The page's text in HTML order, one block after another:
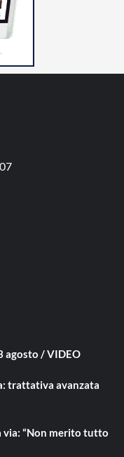
agosto / VIDEO
trattativa avanzata
via: “Non merito tutto